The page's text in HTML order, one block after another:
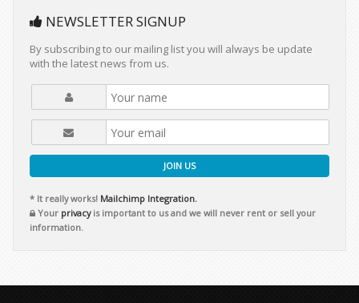
NEWSLETTER SIGNUP
By subscribing to our mailing list you will always be update
with the latest news from us.
JOIN US
* It really works! Mailchimp Integration.
Your privacyis important to us and we will never rent or sell your
information.